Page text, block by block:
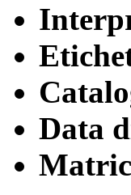
Data